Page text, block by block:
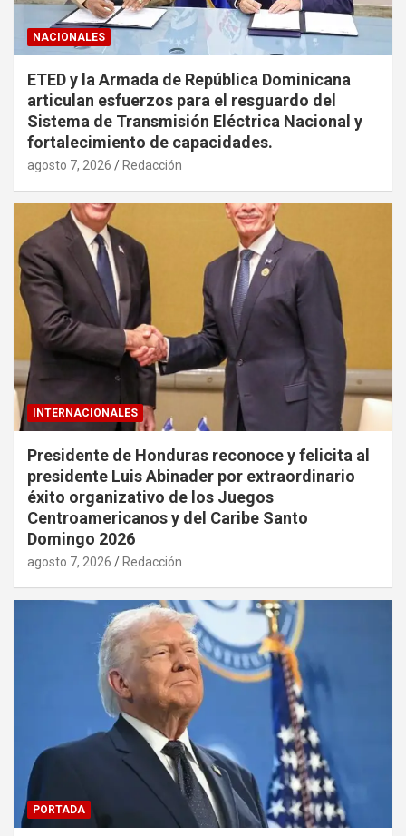
NACIONALES
ETED y la Armada de República Dominicana
articulan esfuerzos para el resguardo del
Sistema de Transmisión Eléctrica Nacional y
fortalecimiento de capacidades.
agosto 7, 2026 Redacción
INTERNACIONALES
Presidente de Honduras reconoce y felicita al
presidente Luis Abinader por extraordinario
éxito organizativo de los Juegos
Centroamericanos y del Caribe Santo
Domingo 2026
agosto 7, 2026 Redacción
PORTADA